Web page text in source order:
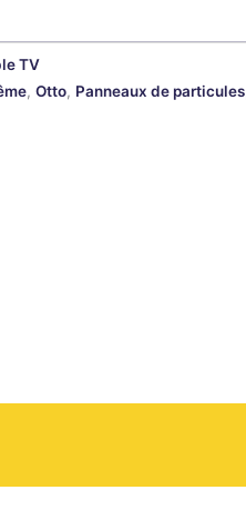
TV
, Otto, Panneaux de particules